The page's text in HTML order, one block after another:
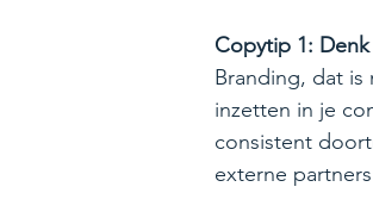
Copytip 1:
Branding, dat is
inzetten in je
consistent
externe